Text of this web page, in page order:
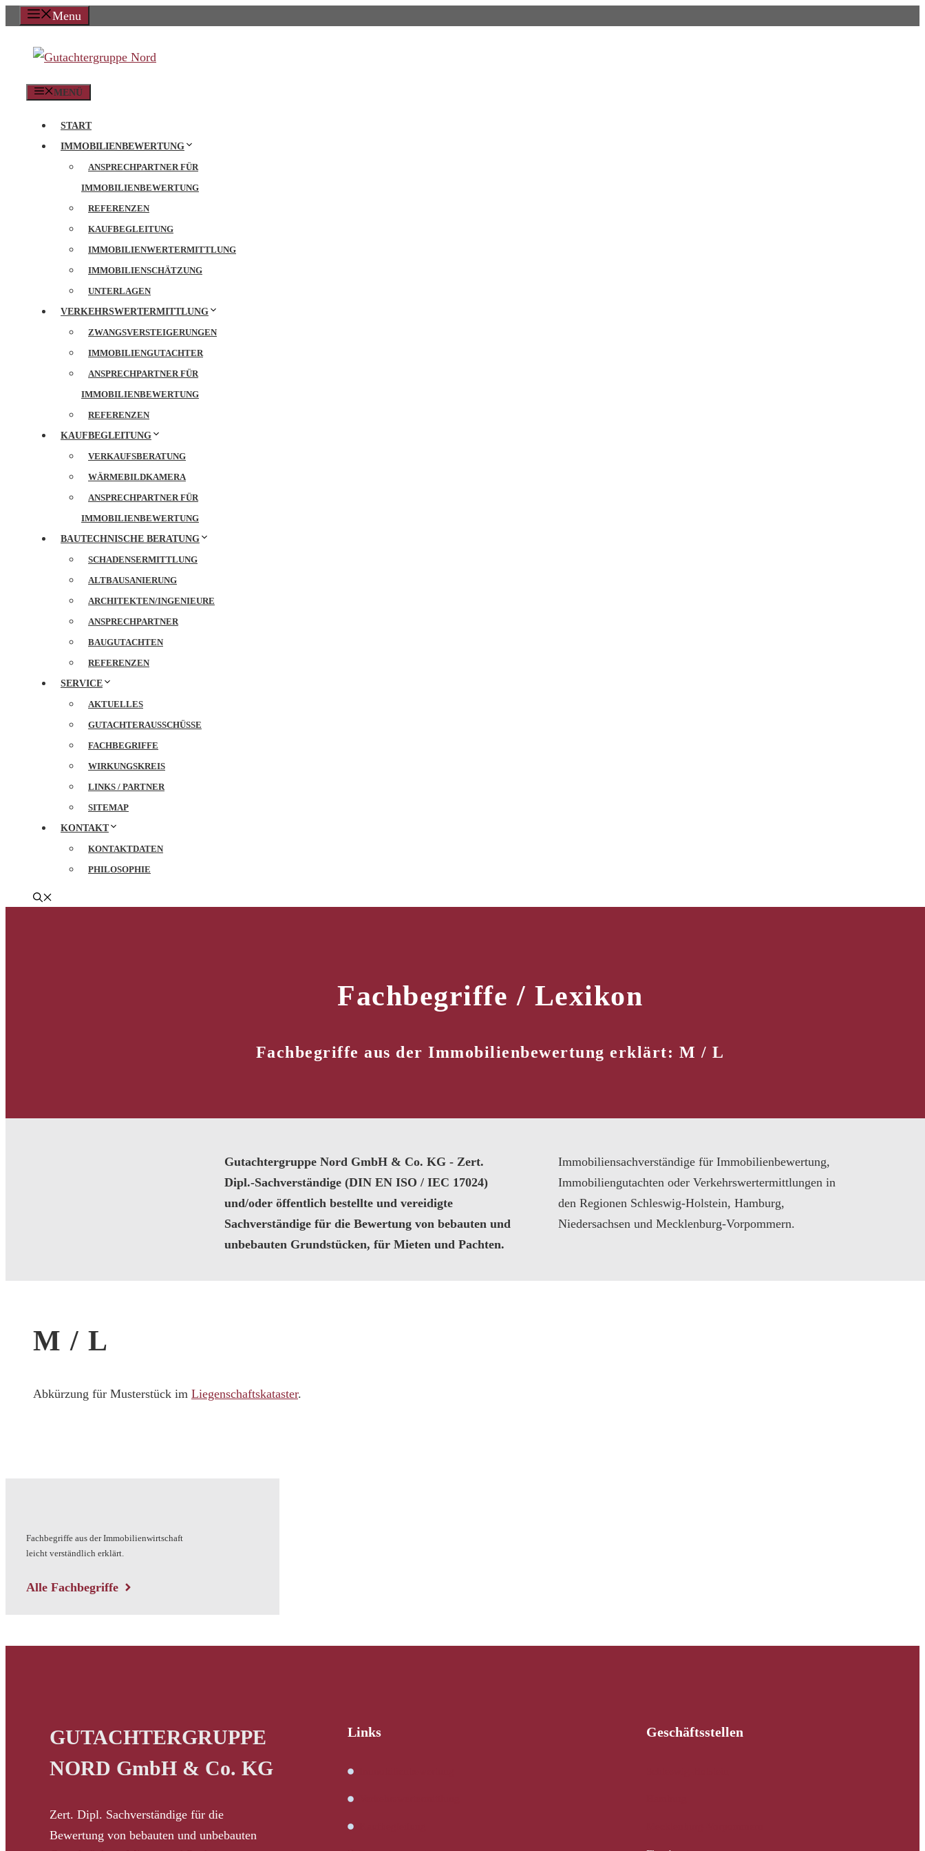
Zum
springen
Menu
MENÜ
START
IMMOBILIENBEWERTUNG
ANSPRECHPARTNER FÜR
IMMOBILIENBEWERTUNG
REFERENZEN
KAUFBEGLEITUNG
IMMOBILIENWERTERMITTLUNG
IMMOBILIENSCHÄTZUNG
UNTERLAGEN
VERKEHRSWERTERMITTLUNG
ZWANGSVERSTEIGERUNGEN
IMMOBILIENGUTACHTER
ANSPRECHPARTNER FÜR
IMMOBILIENBEWERTUNG
REFERENZEN
KAUFBEGLEITUNG
VERKAUFSBERATUNG
WÄRMEBILDKAMERA
ANSPRECHPARTNER FÜR
IMMOBILIENBEWERTUNG
BAUTECHNISCHE BERATUNG
SCHADENSERMITTLUNG
ALTBAUSANIERUNG
ARCHITEKTEN/INGENIEURE
ANSPRECHPARTNER
BAUGUTACHTEN
REFERENZEN
SERVICE
AKTUELLES
GUTACHTERAUSSCHÜSSE
FACHBEGRIFFE
WIRKUNGSKREIS
LINKS / PARTNER
SITEMAP
KONTAKT
KONTAKTDATEN
PHILOSOPHIE
Fachbegriffe / Lexikon
Fachbegriffe aus der Immobilienbewertung erklärt: M / L
Gutachtergruppe Nord GmbH & Co. KG - Zert.
Dipl.-Sachverständige (DIN EN ISO / IEC 17024)
und/oder öffentlich bestellte und vereidigte
Sachverständige für die Bewertung von bebauten und
unbebauten Grundstücken, für Mieten und Pachten.
Immobiliensachverständige für Immobilienbewertung,
Immobiliengutachten oder Verkehrswertermittlungen in
den Regionen Schleswig-Holstein, Hamburg,
Niedersachsen und Mecklenburg-Vorpommern.
M / L
Abkürzung für Musterstück im Liegenschaftskataster.
Fachbegriffe aus der Immobilienwirtschaft
leicht verständlich erklärt.
Alle Fachbegriffe
GUTACHTERGRUPPE
NORD GmbH & Co. KG
Zert. Dipl. Sachverständige für die
Bewertung von bebauten und unbebauten
Links Geschäftsstellen